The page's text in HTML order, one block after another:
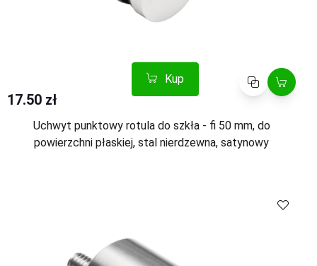
Kup Porównaj
17.50 zł
Uchwyt punktowy rotula do szkła - fi 50 mm, do
powierzchni płaskiej, stal nierdzewna, satynowy